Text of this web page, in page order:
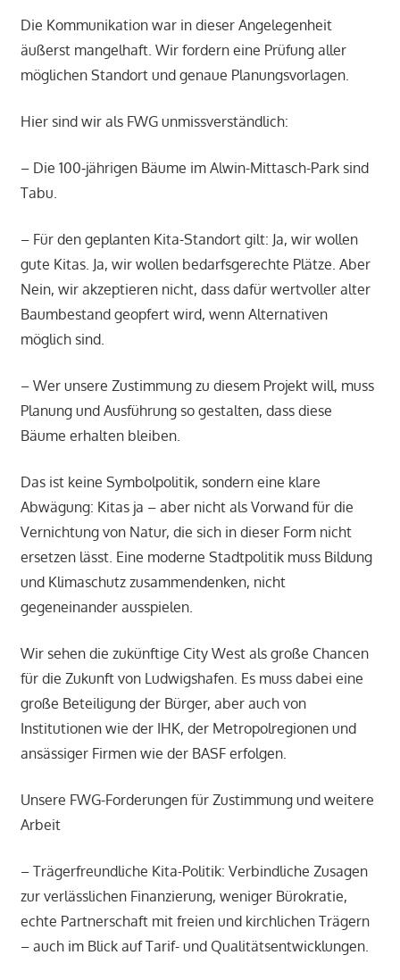
Die Kommunikation war in dieser Angelegenheit
äußerst mangelhaft. Wir fordern eine Prüfung aller
möglichen Standort und genaue Planungsvorlagen.
Hier sind wir als FWG unmissverständlich:
– Die 100‑jährigen Bäume im Alwin-Mittasch-Park sind
Tabu.
– Für den geplanten Kita-Standort gilt: Ja, wir wollen
gute Kitas. Ja, wir wollen bedarfsgerechte Plätze. Aber
Nein, wir akzeptieren nicht, dass dafür wertvoller alter
Baumbestand geopfert wird, wenn Alternativen
möglich sind.
– Wer unsere Zustimmung zu diesem Projekt will, muss
Planung und Ausführung so gestalten, dass diese
Bäume erhalten bleiben.
Das ist keine Symbolpolitik, sondern eine klare
Abwägung: Kitas ja – aber nicht als Vorwand für die
Vernichtung von Natur, die sich in dieser Form nicht
ersetzen lässt. Eine moderne Stadtpolitik muss Bildung
und Klimaschutz zusammendenken, nicht
gegeneinander ausspielen.
Wir sehen die zukünftige City West als große Chancen
für die Zukunft von Ludwigshafen. Es muss dabei eine
große Beteiligung der Bürger, aber auch von
Institutionen wie der IHK, der Metropolregionen und
ansässiger Firmen wie der BASF erfolgen.
Unsere FWG-Forderungen für Zustimmung und weitere
Arbeit
– Trägerfreundliche Kita-Politik: Verbindliche Zusagen
zur verlässlichen Finanzierung, weniger Bürokratie,
echte Partnerschaft mit freien und kirchlichen Trägern
– auch im Blick auf Tarif- und Qualitätsentwicklungen.